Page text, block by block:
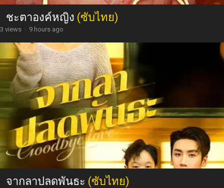
ชะตาองค์หญิง (ซับไทย)
3 views · 9 hours ago
จากลาปลดพันธะ (ซับไทย)